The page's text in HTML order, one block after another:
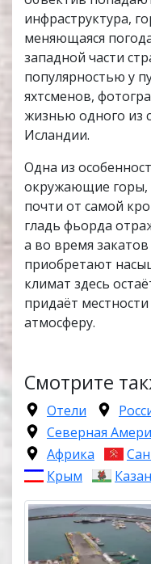
инфраструктура,
меняющаяся
западной части
популярностью у
яхтсменов,
жизнью одного из
Исландии.
Одна из
окружающие горы,
почти от самой
гладь фьорда
а во время
приобретают
климат здесь
придаёт
атмосферу.
Смотрите
Отели
Северная
Африка
Крым